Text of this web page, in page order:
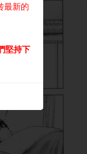
最新的
堅持下